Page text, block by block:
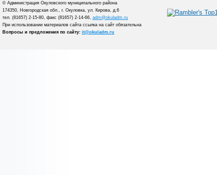
© Администрация Окуловского муниципального района
174350, Новгородская обл., г. Окуловка, ул. Кирова, д.6
тел. (81657) 2-15-80, факс (81657) 2-14-66, adm@okuladm.ru
При использовании материалов сайта ссылка на сайт обязательна
Вопросы и предложения по сайту: it@okuladm.ru